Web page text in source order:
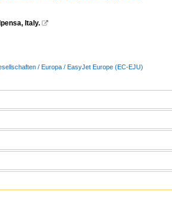
Italy. 
/ Europa / EasyJet Europe (EC-EJU)